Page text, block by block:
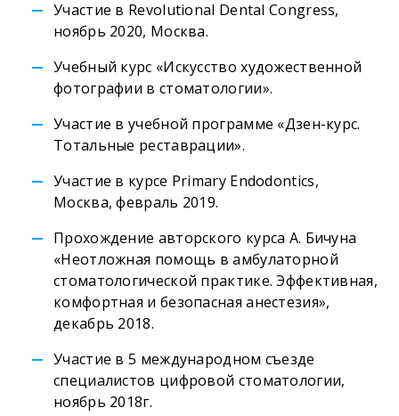
Участие в Revolutional Dental Congress,
ноябрь 2020, Москва.
Учебный курс «Искусство художественной
фотографии в стоматологии».
Участие в учебной программе «Дзен-курс.
Тотальные реставрации».
Участие в курсе Primary Endodontics,
Москва, февраль 2019.
Прохождение авторского курса А. Бичуна
«Неотложная помощь в амбулаторной
стоматологической практике. Эффективная,
комфортная и безопасная анестезия»,
декабрь 2018.
Участие в 5 международном съезде
специалистов цифровой стоматологии,
ноябрь 2018г.